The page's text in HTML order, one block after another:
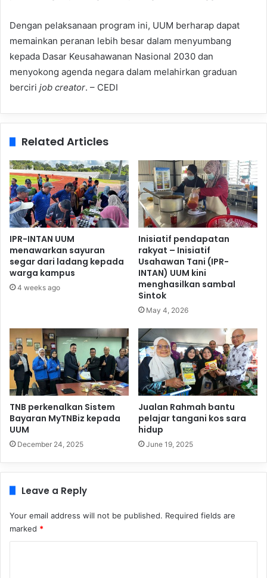
Dengan pelaksanaan program ini, UUM berharap dapat
memainkan peranan lebih besar dalam menyumbang
kepada Dasar Keusahawanan Nasional 2030 dan
menyokong agenda negara dalam melahirkan graduan
berciri job creator. – CEDI
Related Articles
IPR-INTAN UUM
menawarkan sayuran
segar dari ladang kepada
warga kampus
4 weeks ago
Inisiatif pendapatan
rakyat – Inisiatif
Usahawan Tani (IPR-
INTAN) UUM kini
menghasilkan sambal
Sintok
May 4, 2026
TNB perkenalkan Sistem
Bayaran MyTNBiz kepada
UUM
December 24, 2025
Jualan Rahmah bantu
pelajar tangani kos sara
hidup
June 19, 2025
Leave a Reply
Your email address will not be published. Required fields are
marked *